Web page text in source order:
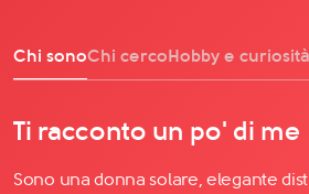
Chi sonoChi cercoHobby e curiosità
Ti racconto un po' di me
Sono una donna solare, elegante